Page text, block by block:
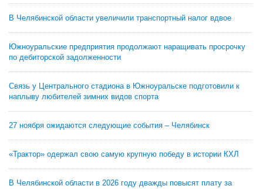
В Челябинской области увеличили транспортный налог вдвое
Южноуральские предприятия продолжают наращивать просрочку
по дебиторской задолженности
Связь у Центрального стадиона в Южноуральске подготовили к
наплыву любителей зимних видов спорта
27 ноября ожидаются следующие события – Челябинск
«Трактор» одержал свою самую крупную победу в истории КХЛ
В Челябинской области в 2026 году дважды повысят плату за